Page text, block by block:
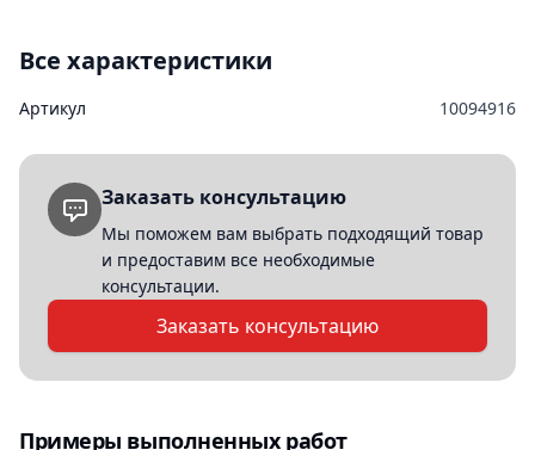
Все характеристики
Артикул 10094916
Заказать консультацию
Мы поможем вам выбрать подходящий товар
и предоставим все необходимые
консультации.
Заказать консультацию
Примеры выполненных работ